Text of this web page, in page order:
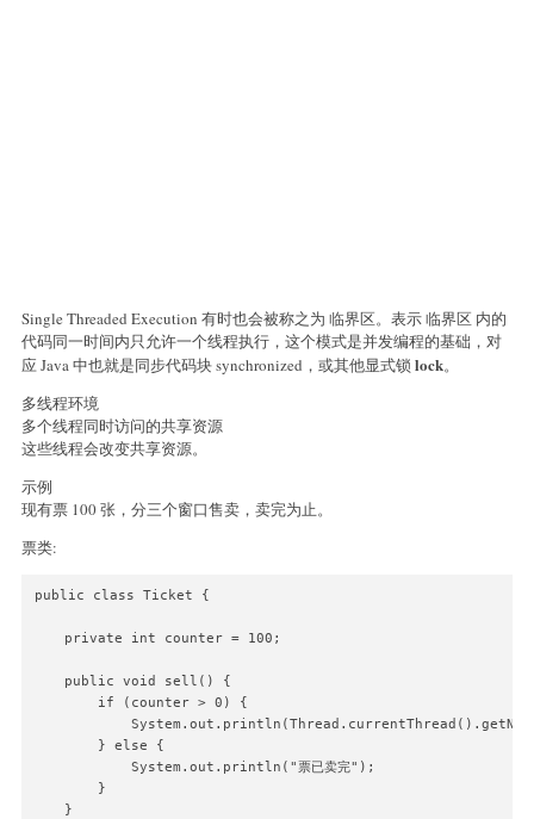
Single Threaded Execution 有时也会被称之为 临界区。表示 临界区 内的
代码同一时间内只允许一个线程执行，这个模式是并发编程的基础，对
应 Java 中也就是同步代码块 synchronized，或其他显式锁 lock。
多线程环境
多个线程同时访问的共享资源
这些线程会改变共享资源。
示例
现有票 100 张，分三个窗口售卖，卖完为止。
票类:
public class Ticket {
    private int counter = 100;
    public void sell() {
        if (counter > 0) {
        } else {
            System.out.println("票已卖完");
        }
    }